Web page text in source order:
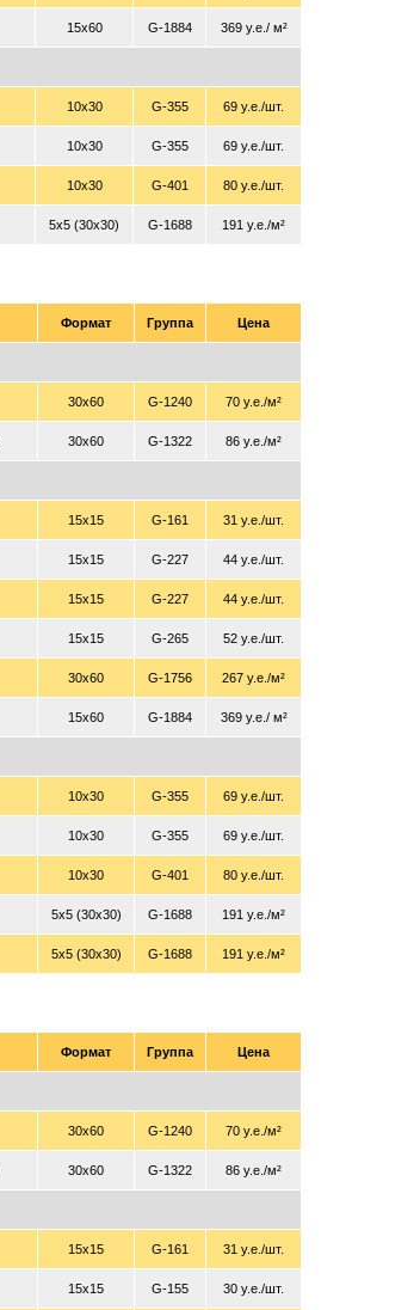
15x60 G-1884 369 у.е./ м²
10x30 G-355 69 у.е./шт.
10x30 G-355 69 у.е./шт.
10x30 G-401 80 у.е./шт.
5x5 (30x30) G-1688 191 у.е./м²
Формат Группа Цена
30x60 G-1240 70 у.е./м²
30x60 G-1322 86 у.е./м²
15x15 G-161 31 у.е./шт.
15x15 G-227 44 у.е./шт.
15x15 G-227 44 у.е./шт.
15x15 G-265 52 у.е./шт.
30x60 G-1756 267 у.е./м²
15x60 G-1884 369 у.е./ м²
10x30 G-355 69 у.е./шт.
10x30 G-355 69 у.е./шт.
10x30 G-401 80 у.е./шт.
5x5 (30x30) G-1688 191 у.е./м²
5x5 (30x30) G-1688 191 у.е./м²
Формат Группа Цена
30x60 G-1240 70 у.е./м²
30x60 G-1322 86 у.е./м²
15x15 G-161 31 у.е./шт.
15x15 G-155 30 у.е./шт.